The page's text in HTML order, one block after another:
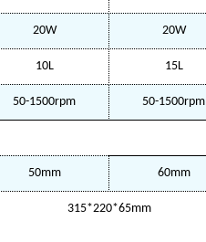
20W 20W
10L 15L
50-1500rpm 50-1500rpm
50mm 60mm
315*220*65mm